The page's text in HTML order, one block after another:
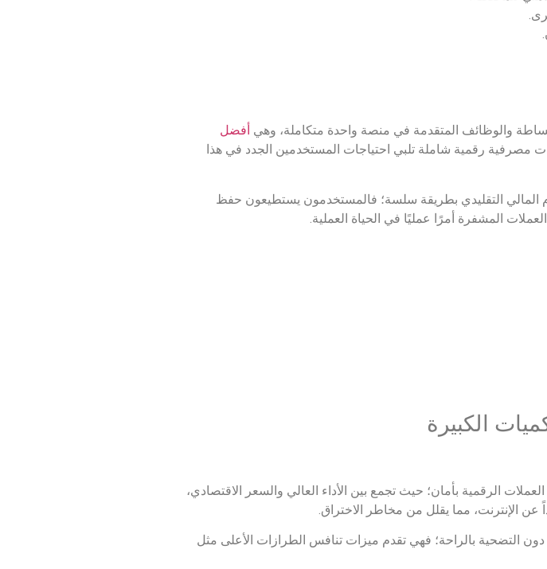
والوظائف المتقدمة في منصة واحدة متكاملة، وهي أفضل
مصرفية رقمية شاملة تلبي احتياجات المستخدمين الجدد في هذا
المالي التقليدي بطريقة سلسة؛ فالمستخدمون يستطيعون حفظ
المشفرة أمرًا عمليًا في الحياة العملية.
الكبيرة
الرقمية بأمان؛ حيث تجمع بين الأداء العالي والسعر الاقتصادي،
الإنترنت، مما يقلل من مخاطر الاختراق.
التضحية بالراحة؛ فهي تقدم ميزات تنافس الطرازات الأعلى مثل